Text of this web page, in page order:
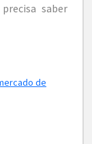
saber
de